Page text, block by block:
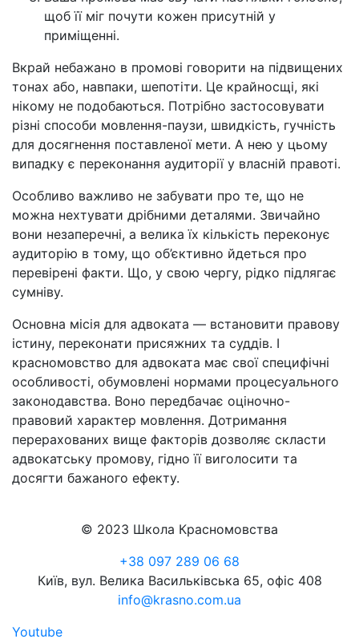
щоб її міг почути кожен присутній у
приміщенні.
Вкрай небажано в промові говорити на підвищених
тонах або, навпаки, шепотіти. Це крайносщі, які
нікому не подобаються. Потрібно застосовувати
різні способи мовлення-паузи, швидкість, гучність
для досягнення поставленої мети. А нею у цьому
випадку є переконання аудиторії у власній правоті.
Особливо важливо не забувати про те, що не
можна нехтувати дрібними деталями. Звичайно
вони незаперечні, а велика їх кількість переконує
аудиторію в тому, що об’єктивно йдеться про
перевірені факти. Що, у свою чергу, рідко підлягає
сумніву.
Основна місія для адвоката — встановити правову
істину, переконати присяжних та суддів. І
красномовство для адвоката має свої специфічні
особливості, обумовлені нормами процесуального
законодавства. Воно передбачає оціночно-
правовий характер мовлення. Дотримання
перерахованих вище факторів дозволяє скласти
адвокатську промову, гідно її виголосити та
досягти бажаного ефекту.
© 2023 Школа Красномовства
+38 097 289 06 68
Київ, вул. Велика Васильківська 65, офіс 408
info@krasno.com.ua
Youtube